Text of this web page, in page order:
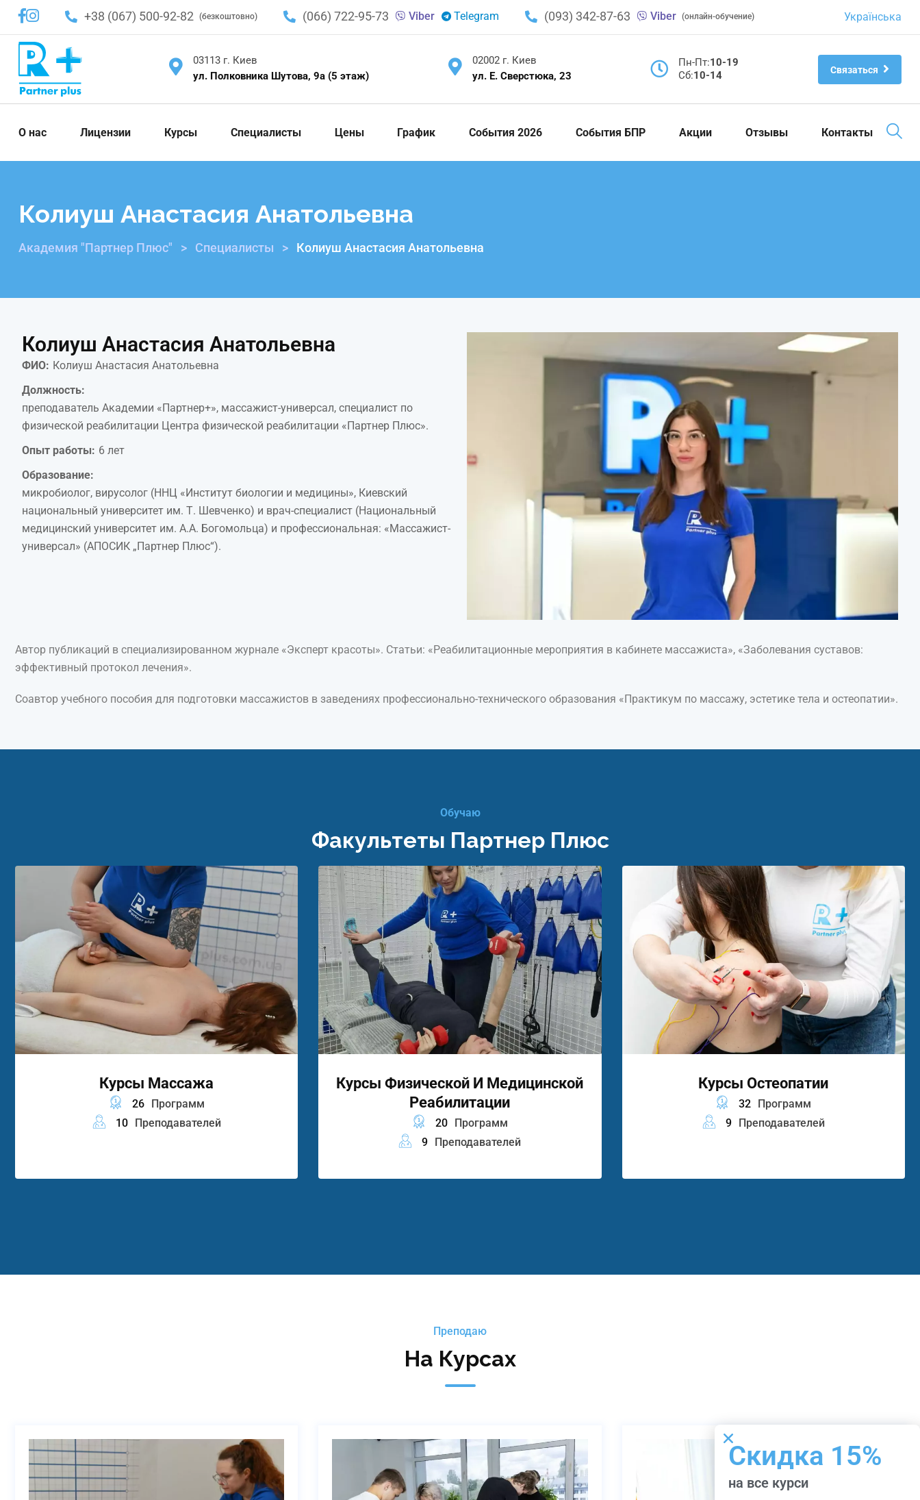
+38 (067) 500-92-82 (безкоштовно) (066) 722-95-73 Viber Telegram (093) 342-87-63 Viber (онлайн-обучение) Українська
03113 г. Киев
ул. Полковника Шутова, 9а (5 этаж)
02002 г. Киев
ул. Е. Сверстюка, 23
Пн-Пт:10-19
Cб:10-14 Связаться
О нас Лицензии Курсы Специалисты Цены График События 2026 События БПР Акции Отзывы Контакты
Колиуш Анастасия Анатольевна
Академия "Партнер Плюс" > Специалисты > Колиуш Анастасия Анатольевна
Колиуш Анастасия Анатольевна
ФИО: Колиуш Анастасия Анатольевна
Должность:
преподаватель Академии «Партнер+», массажист-универсал, специалист по
физической реабилитации Центра физической реабилитации «Партнер Плюс».
Опыт работы: 6 лет
Образование:
микробиолог, вирусолог (ННЦ «Институт биологии и медицины», Киевский
национальный университет им. Т. Шевченко) и врач-специалист (Национальный
медицинский университет им. А.А. Богомольца) и профессиональная: «Массажист-
универсал» (АПОСИК „Партнер Плюс“).
Автор публикаций в специализированном журнале «Эксперт красоты». Статьи: «Реабилитационные мероприятия в кабинете массажиста», «Заболевания суставов:
эффективный протокол лечения».
Соавтор учебного пособия для подготовки массажистов в заведениях профессионально-технического образования «Практикум по массажу, эстетике тела и остеопатии».
Обучаю
Факультеты Партнер Плюс
Курсы Массажа
26 Программ
10 Преподавателей
Курсы Физической И Медицинской
Реабилитации
20 Программ
9 Преподавателей
Курсы Остеопатии
32 Программ
9 Преподавателей
Преподаю
На Курсах
Скидка 15%
на все курси